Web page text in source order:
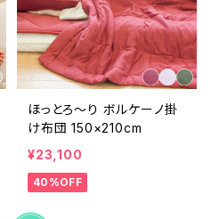
ほっとろ～り ボルケーノ掛
け布団 150×210cm
¥23,100
40%OFF